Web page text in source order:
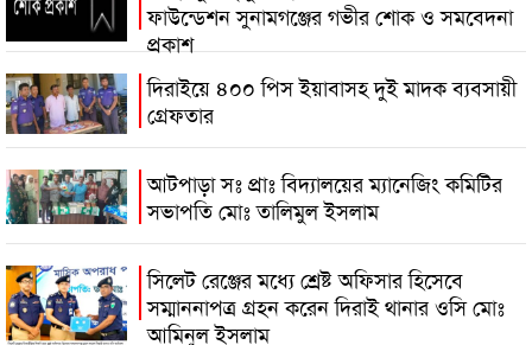
ফাউন্ডেশন সুনামগঞ্জের গভীর শোক ও সমবেদনা
প্রকাশ
দিরাইয়ে ৪০০ পিস ইয়াবাসহ দুই মাদক ব্যবসায়ী
গ্রেফতার
আটপাড়া সঃ প্রাঃ বিদ্যালয়ের ম্যানেজিং কমিটির
সভাপতি মোঃ তালিমুল ইসলাম
সিলেট রেঞ্জের মধ্যে শ্রেষ্ট অফিসার হিসেবে
সম্মাননাপত্র গ্রহন করেন দিরাই থানার ওসি মোঃ
আমিনুল ইসলাম